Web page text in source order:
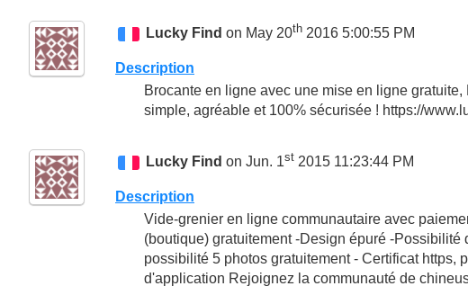
Lucky Find on May 20th 2016 5:00:55 PM
Description
Brocante en ligne avec une mise en ligne
simple, agréable et 100% sécurisée ! https://
Lucky Find on Jun. 1st 2015 11:23:44 PM
Description
Vide-grenier en ligne communautaire avec
(boutique) gratuitement -Design épuré -
possibilité 5 photos gratuitement - Certificat https,
d'application Rejoignez la communauté de